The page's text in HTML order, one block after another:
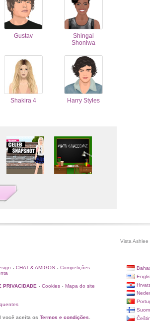
Gustav
Shingai
Shoniwa
Shakira 4 Harry Styles
Vista Ashlee
• CHAT & AMIGOS • Competições
PRIVACIDADE • Cookies • Mapa do site
você aceita os Termos e condições